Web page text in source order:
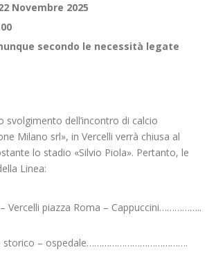
Novembre 2025
secondo le necessità legate
svolgimento dell’incontro di calcio
Milano srl», in Vercelli verrà chiusa al
lo stadio «Silvio Piola». Pertanto, le
Linea:
Vercelli piazza Roma – Cappuccini……………..
storico – ospedale………………………………….